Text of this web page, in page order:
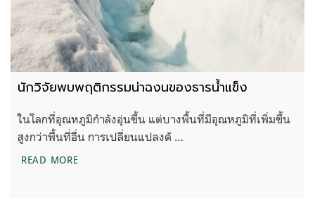
นักวิจัยพบพฤติกรรมน่าฉงนของธารน้ำแข็ง
ในโลกที่อุณหภูมิกำลังอุ่นขึ้น แต่บางพื้นที่มีอุณหภูมิที่เพิ่มขึ้น
สูงกว่าพื้นที่อื่น การเปลี่ยนแปลงดั …
READ MOREนักวิจัยพบพฤติกรรมน่าฉงนของธารน้ำแข็ง